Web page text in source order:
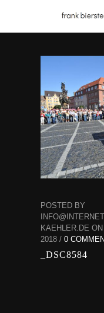
POSTED BY
KAEHLER.DE
2018 / 0
_DSC8584